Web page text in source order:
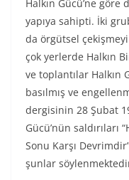
Halkın Gücü’ne
yapıya sahipti. İki
da örgütsel çekişmeyi
çok yerlerde Halkın
ve toplantılar Halkın
basılmış ve
dergisinin 28 Şubat
Gücü’nün saldırıları
Sonu Karşı
şunlar